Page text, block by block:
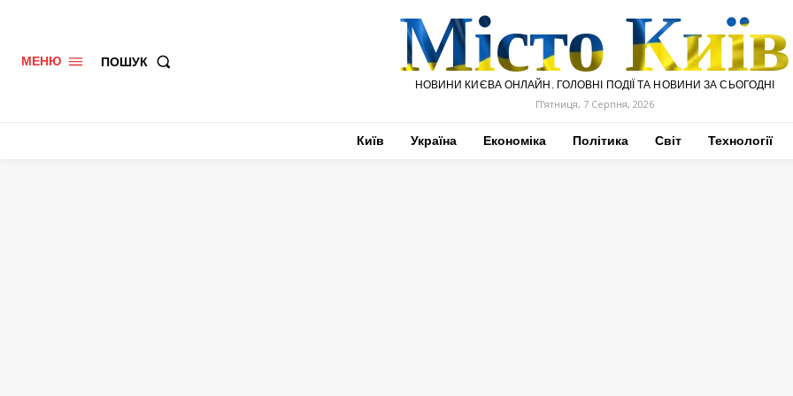
МЕНЮ ПОШУК Місто Київ
НОВИНИ КИЄВА ОНЛАЙН. ГОЛОВНІ ПОДІЇ ТА НОВИНИ ЗА СЬОГОДНІ
П’ятниця, 7 Серпня, 2026
Київ Україна Економіка Політика Світ Технології